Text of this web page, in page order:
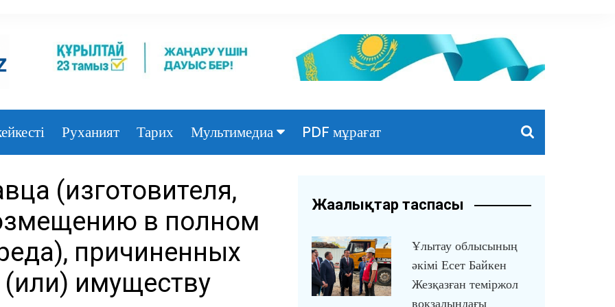
Руханият Тарих Мультимедиа
Видео
PDF мұрағат
(изготовителя,
в полном
причиненных
имуществу
Жаңалықтар таспасы
Ұлытау облысының
әкімі Есет Байкен
Жезқазған теміржол
вокзалындағы